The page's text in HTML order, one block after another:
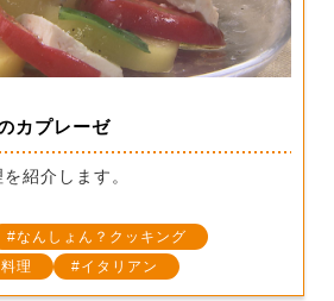
カプレーゼ
紹介します。
なんしょん？クッキング
理 イタリアン